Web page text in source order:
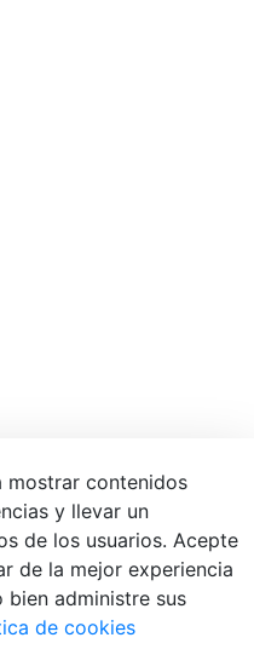
Donostia / San Sebastián
mostrar contenidos
y llevar un
de los usuarios. Acepte
de la mejor experiencia
administre sus
de cookies